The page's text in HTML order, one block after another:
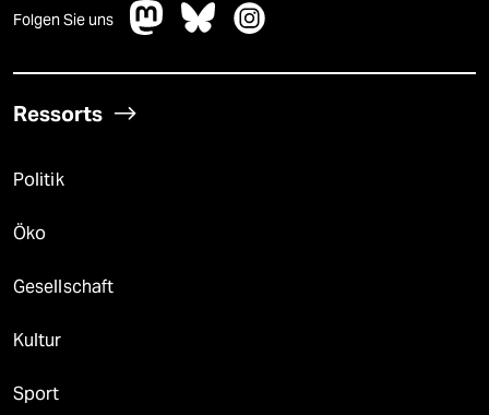
Folgen Sie uns
Ressorts
Politik
Öko
Gesellschaft
Kultur
Sport